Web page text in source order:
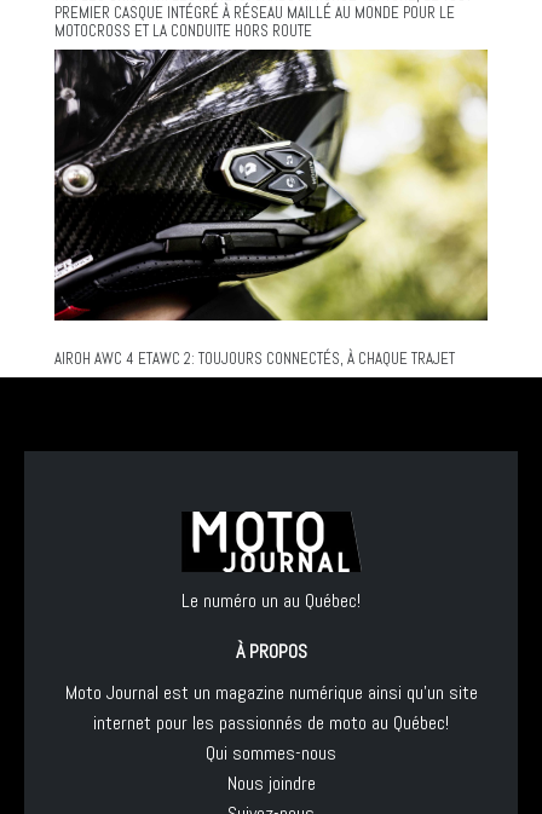
PREMIER CASQUE INTÉGRÉ À RÉSEAU MAILLÉ AU MONDE POUR LE
MOTOCROSS ET LA CONDUITE HORS ROUTE
AIROH AWC 4 ETAWC 2: TOUJOURS CONNECTÉS, À CHAQUE TRAJET
Le numéro un au Québec!
À PROPOS
Moto Journal est un magazine numérique ainsi qu'un site
internet pour les passionnés de moto au Québec!
Qui sommes-nous
Nous joindre